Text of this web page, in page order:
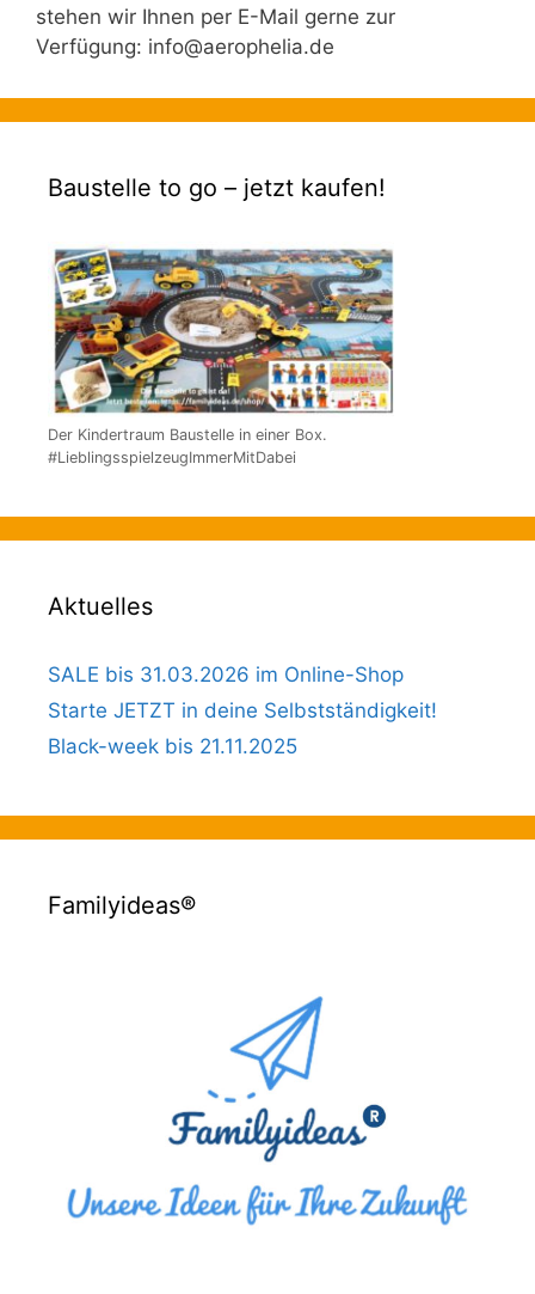
stehen wir Ihnen per E-Mail gerne zur
Verfügung: info@aerophelia.de
Baustelle to go – jetzt kaufen!
Der Kindertraum Baustelle in einer Box.
#LieblingsspielzeugImmerMitDabei
Aktuelles
SALE bis 31.03.2026 im Online-Shop
Starte JETZT in deine Selbstständigkeit!
Black-week bis 21.11.2025
Familyideas®